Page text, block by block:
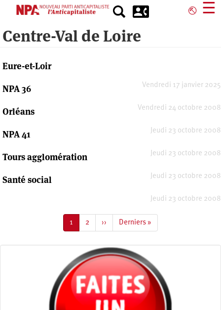
principal
⎋ ☰
Centre-Val de Loire
Eure-et-Loir
Vendredi 17 janvier 2025
NPA 36
Vendredi 24 octobre 2008
Orléans
Jeudi 23 octobre 2008
NPA 41
Jeudi 23 octobre 2008
Tours agglomération
Jeudi 23 octobre 2008
Santé social
Jeudi 23 octobre 2008
Page
courante
1 Page
2
Page
suivante
››
Dernière
page
Derniers »